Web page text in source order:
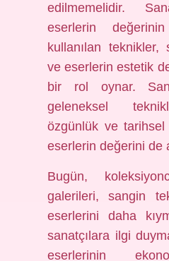
edilmemelidir.
eserlerin
kullanılan teknikler,
ve eserlerin estetik
bir rol oynar.
geleneksel
özgünlük ve
eserlerin değerini de
Bugün,
galerileri, sangin
eserlerini daha
sanatçılara ilgi
eserlerinin